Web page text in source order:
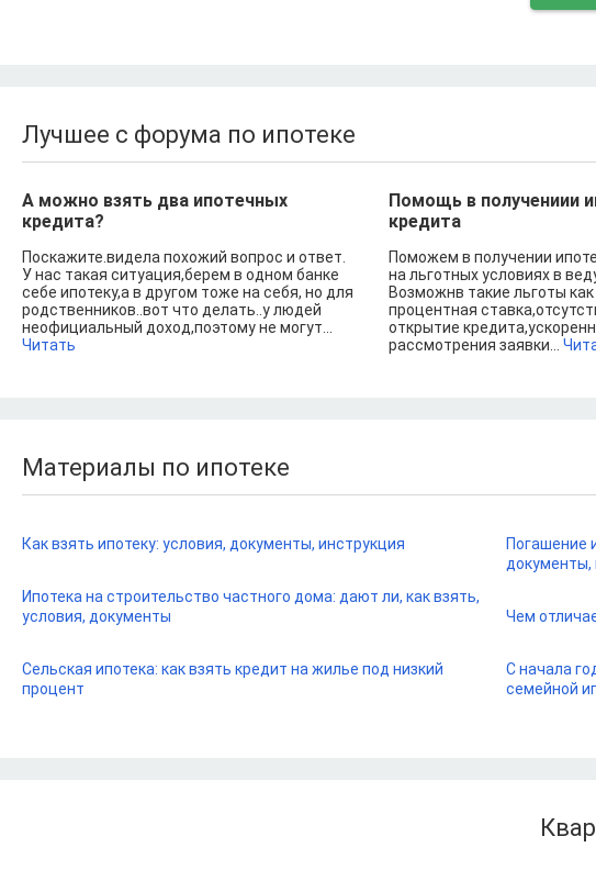
Лучшее с форума по ипотеке
А можно взять два ипотечных
кредита?
Поскажите.видела похожий вопрос и ответ.
У нас такая ситуация,берем в одном банке
себе ипотеку,а в другом тоже на себя, но для
родственников..вот что делать..у людей
неофициальный доход,поэтому не могут...
Читать
Помощь в получениии
кредита
Поможем в получении
на льготных условиях в
Возможнв такие льготы
процентная
открытие
рассмотрения заявки...
Материалы по ипотеке
Как взять ипотеку: условия, документы, инструкция
Ипотека на строительство частного дома: дают ли, как взять,
условия, документы
Сельская ипотека: как взять кредит на жилье под низкий
процент
Погашение
документы,
Чем
С начала
семейной